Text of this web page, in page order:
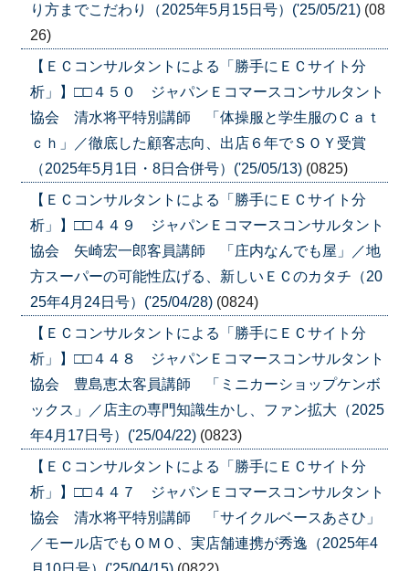
り方までこだわり（2025年5月15日号）('25/05/21) (08
26)
【ＥＣコンサルタントによる「勝手にＥＣサイト分
析」】□□４５０ ジャパンＥコマースコンサルタント
協会 清水将平特別講師 「体操服と学生服のＣａｔ
ｃｈ」／徹底した顧客志向、出店６年でＳＯＹ受賞
（2025年5月1日・8日合併号）('25/05/13) (0825)
【ＥＣコンサルタントによる「勝手にＥＣサイト分
析」】□□４４９ ジャパンＥコマースコンサルタント
協会 矢崎宏一郎客員講師 「庄内なんでも屋」／地
方スーパーの可能性広げる、新しいＥＣのカタチ（20
25年4月24日号）('25/04/28) (0824)
【ＥＣコンサルタントによる「勝手にＥＣサイト分
析」】□□４４８ ジャパンＥコマースコンサルタント
協会 豊島恵太客員講師 「ミニカーショップケンボ
ックス」／店主の専門知識生かし、ファン拡大（2025
年4月17日号）('25/04/22) (0823)
【ＥＣコンサルタントによる「勝手にＥＣサイト分
析」】□□４４７ ジャパンＥコマースコンサルタント
協会 清水将平特別講師 「サイクルベースあさひ」
／モール店でもＯＭＯ、実店舗連携が秀逸（2025年4